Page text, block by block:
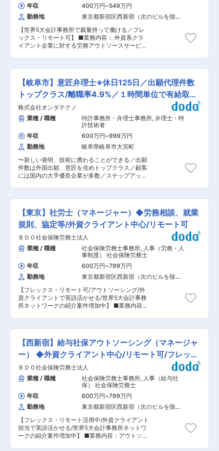
士や会計士、社労士などと連携したワンストップ
支援体制を構築しています。 ■魅力： 医療法人
や事業承継企業、不動産関連まで多様な案件を経
験でき、専門性を高めながら幅広いスキルを身に
つけられます。新規開拓よりも質の高い既存顧客
対応が中心です。 ■教育体制： 司法書士会費会
休暇などスキルアップ・キャリアアップを積極支
援します。面談や教育担当者のサポートも充実し
ペシャリストとして成長しながら、将来的にマネ
ジメントや他士業との連携業務にも挑戦できま
す。 変更の範囲：会社の定める業務
は知識を活かすことができる環境です。 ■会社の
特徴： 税理士資格の合格者が5名（3名登録）。
科目合格者が10名程。社労士の有資格者が1名在
籍しており、切磋琢磨していける環境です。 通常
時は18：00に、繁忙期でも20：00にはPCがシ
ャットダウンするため残業は少な目です。 また、
再雇用制度により70歳まで働けるため、長期就業
が可能です。 ■当社の強み： 相続税の税制対応
各金融機関と提携し、紹介などの強いパイプを築
いていることで、全国的にも上位クラスの実績を
有しています。 変更の範囲：会社の定める業務
年収
400万円~549万円
勤務地
東京都新宿区西新宿（次のビルを除
【世界5大会計事務所で裁量持って働ける／フレ
ックス・リモート可】 ■業務内容： 外資系クラ
イアント企業に対する労務アウトソースサービス
約書の作成・確認、等 ・上記に付随する業務 ※ク
ライアント企業の労務相談や就業規則・契約書の
チェック等、日本の社労士資格を活かしたお仕事
です。クライアントの多くは海外に親会社を持つ
優良な外資企業で、その規模は中小規模が多く日
本法人としてはスタートアップも多くあります。
※英語力使用頻度：クライアントの海外親会社の
管理部門担当者や、海外BDOメンバーファームの
スタッフ等に対して、主にメールを使用したコミ
ュニケーションが想定されます。内容は日本の労
務に係ることなので、日本の社労士業務に精通し
ていれば英語力に自信のない方でも、英語使用に
アレルギーがなければ入社時は問題ありません。
複雑な英訳や、スピーキングによる英語対応が必
要な場合は、グローバルデスクの英語ネイティブ
職員によるフォロー体制もあるのでご安心くださ
る方 （大都市圏の労務相談や就業規則改定・作成
等の対応経験がある方） ・労務の専門家として、
顧客サービスを提供できる方 ・クライアントや所
属メンバーと円滑なコミュニケーションができる
方 ・複数の課題にマルチタスクに対応するキャパ
シティがある方 ・自ら考えてその解決施策を提案
できる方 ・新しいことに粘り強くチャレンジし続
けるタフさがある方 ・他者を理解、共感し、協調
性をもって物事に取り組む姿勢がある方 ・変化に
対して柔軟に、フットワークが軽くスピーディに
対応できる方 ■組織構成： 法人全体：50名弱
（女性9割） 配属予定：労務チーム 3名（男性1
名、女性2名） ■募集背景： 最近では国内の税理
ど、事業・組織ともに拡大中です。より多くのク
ライアントにサービスを提供し、新サービスの展
ことになりました。 変更の範囲：本文参照
【岐阜市】意匠弁理士※休日125日／出願代理件数
トップクラス/離職率4.9%／１時間単位で有給取得
可
株式会社オンダテクノ
業種 / 職種
特許事務所・弁理士事務所, 弁理士・特
許技術者
年収
600万円~999万円
勤務地
岐阜県岐阜市大宮町
〜新しい発明、技術に携わることができる／出願
件数は外国出願、意匠を含めトップクラス／顧客
には国内の大手優良企業が多数／ステップアップ
関連意匠や部分意匠の検討、提案）業務 ・意匠の
中間以降の手続き（意見書、手続補正、審判請求
手続等）業務 意匠業務は、デザインを適切に権利
化（意匠登録）することで企業活動の根幹をなす
イノベーションやブランディングを支えるお仕事
です。 国内外のクライアントからの相談に対し、
日本を含む各国の法制度を踏まえて、よりよい権
利を取るための提案を行うとともに、各国の特許
庁への権利化手続を弁理士と共に行います。 ■魅
力： ◇新しいデザインや製品に携わることができ
る 製品や店舗等のデザインは、企業と顧客を繋ぐ
コミュニケーション手段になることから 近年、企
業価値を高めるツールとして、デザインの重要性
が見直されています。デザインの権利関係は今後
も話題となる案件でそこに携わることができま
す！ ◇長く働きやすい環境と福利厚生 土日祝日
能、有給取得率も70％以上と高くプライベートと
も両立しながら働きやすい環境が整っています。
様々な福利厚生や成長支援などもあり、経験や知
識を活かしながら長く働ける環境があります。
2017年には「岐阜県ワーク・ライフ・バランス推
進エクセレント企業」、2024年には「厚生労働
省くるみん」や「健康経営優良法人2024」に認
定されました。 ◇国内の大手優良企業の顧客多数
本社が岐阜県ということもあり東海圏にあるた
め、自動車関係の顧客が多く、サービス品質の向
上と業務の徹底した効率化に取り組んでいること
から厚い信頼をいただき、平均継続取引年数は
21.5年です。 変更の範囲：会社の定める業務
【東京】社労士（マネージャー）◆労務相談、就業
規則、協定等/外資クライアント中心/リモート可
ＢＤＯ社会保険労務士法人
業種 / 職種
社会保険労務士事務所, 人事（労務・人
事制度） 社会保険労務士
年収
600万円~799万円
勤務地
東京都新宿区西新宿（次のビルを除
【フレックス・リモート可/アウトソーシング/外
資クライアントで英語活かせる/世界5大会計事務
所ネットワークの紹介案件増加中】 ■業務内容：
事です。 クライアントの多くは海外に親会社を持
つ優良な外資企業で、その規模は中小規模が多く
日本法人としてはスタートアップも多くありま
す。 外資系クライアント企業に対する労務アウト
ソースサービスとして以下をお願いします。 ・労
務相談 ・就業規則、協定等の作成及び届出 ・労
務に係る各種契約書の作成・確認、等 ・上記に付
随する業務 【変更の範囲：会社の定める業務】
■組織環境： 労務チーム 3名（男性1名、女性2
名） ※全体50名の体制で、うち9割が女性です。
子育て中の方等フレックスや在宅勤務を積極的に
活用しながらスキルを活かしてフレキシブルに働
く環境があります。 ■当社概要： 世界5大会計事
務所ネットワークのひとつBDOインターナショナ
ルに加盟し、日本企業の海外進出や外国企業の日
本進出を総合的にサポートする当法人。国際税務
【西新宿】給与社保アウトソーシング（マネージャ
ー） ◆外資クライアント中心/リモート可/フレック
ス可
ＢＤＯ社会保険労務士法人
業種 / 職種
社会保険労務士事務所, 人事（給与社
保） 社会保険労務士
年収
600万円~799万円
勤務地
東京都新宿区西新宿（次のビルを除
【フレックス・リモート活用中/外資クライアント
担当で英語活かせる/世界5大会計事務所ネットワ
ークの紹介案件増加中】 ■業務内容：アウトソー